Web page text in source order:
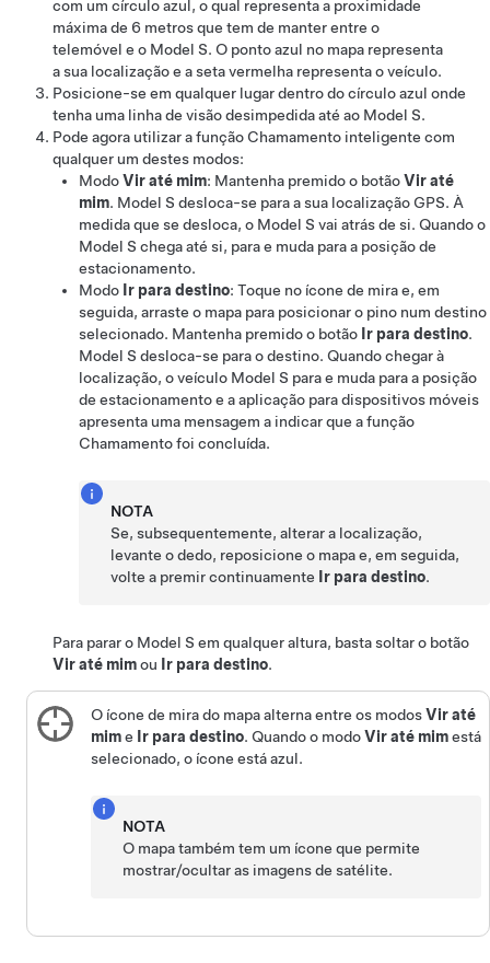
com um círculo azul, o qual representa a proximidade
máxima de 6 metrosque tem de manter entre o
telemóvel e o Model S. O ponto azul no mapa representa
a sua localização e a seta vermelha representa o veículo.
Posicione-se em qualquer lugar dentro do círculo azul onde
tenha uma linha de visão desimpedida até ao Model S.
Pode agora utilizar a função Chamamento inteligente com
qualquer um destes modos:
ModoVir até mim: Mantenha premido o botãoVir até
mim. Model S desloca-se para a sua localização GPS. À
medida que se desloca, o Model S vai atrás de si. Quando o
Model S chega até si, para e muda para a posição de
estacionamento.
Modo Ir para destino: Toque no ícone de mira e, em
seguida, arraste o mapa para posicionar o pino num destino
selecionado. Mantenha premido o botão Ir para destino.
Model S desloca-se para o destino. Quando chegar à
localização, o veículo Model S para e muda para a posição
de estacionamento e a aplicação para dispositivos móveis
apresenta uma mensagem a indicar que a função
Chamamentofoi concluída.
NOTA
Se, subsequentemente, alterar a localização,
levante o dedo, reposicione o mapa e, em seguida,
volte a premir continuamente
Ir para destino.
Para parar o Model S em qualquer altura, basta soltar o botão
Vir até mimou Ir para destino.
O ícone de mira do mapa alterna entre os modosVir até
mime Ir para destino. Quando o modoVir até mimestá
selecionado, o ícone está azul.
NOTA
O mapa também tem um ícone que permite
mostrar/ocultar as imagens de satélite.